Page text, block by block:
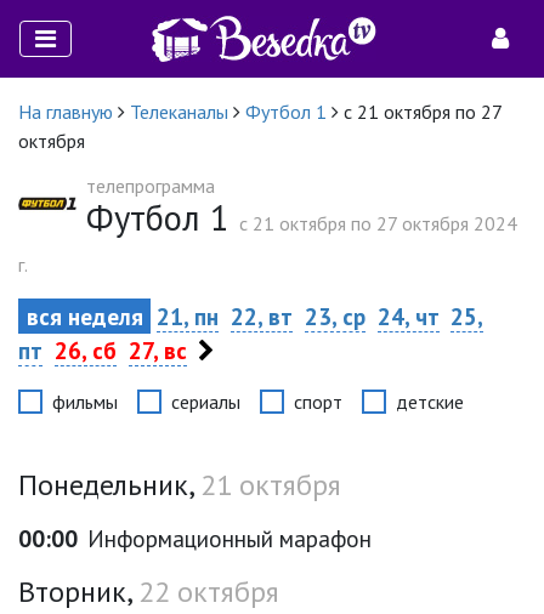
На главную Телеканалы Футбол 1
с 21 октября по 27
октября
телепрограмма
Футбол 1 c 21 октября по 27 октября 2024
г.
вся неделя 21, пн 22, вт 23, ср 24, чт 25,
пт 26, сб 27, вс
фильмы сериалы спорт детские
Понедельник, 21 октября
00:00 Информационный марафон
Вторник, 22 октября